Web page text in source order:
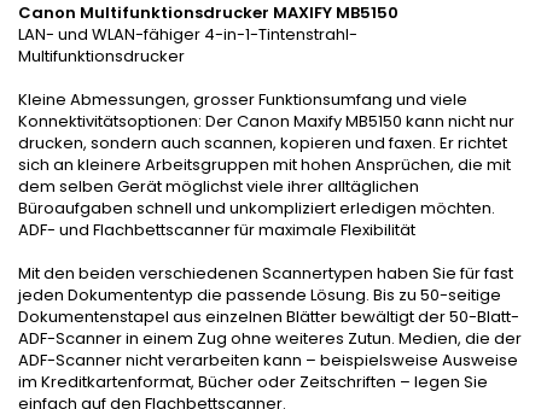
Canon Multifunktionsdrucker MAXIFY MB5150
LAN- und WLAN-fähiger 4-in-1-Tintenstrahl-
Multifunktionsdrucker
Kleine Abmessungen, grosser Funktionsumfang und viele
Konnektivitätsoptionen: Der Canon Maxify MB5150 kann nicht nur
drucken, sondern auch scannen, kopieren und faxen. Er richtet
sich an kleinere Arbeitsgruppen mit hohen Ansprüchen, die mit
dem selben Gerät möglichst viele ihrer alltäglichen
Büroaufgaben schnell und unkompliziert erledigen möchten.
ADF- und Flachbettscanner für maximale Flexibilität
Mit den beiden verschiedenen Scannertypen haben Sie für fast
jeden Dokumententyp die passende Lösung. Bis zu 50-seitige
Dokumentenstapel aus einzelnen Blätter bewältigt der 50-Blatt-
ADF-Scanner in einem Zug ohne weiteres Zutun. Medien, die der
ADF-Scanner nicht verarbeiten kann – beispielsweise Ausweise
im Kreditkartenformat, Bücher oder Zeitschriften – legen Sie
einfach auf den Flachbettscanner.